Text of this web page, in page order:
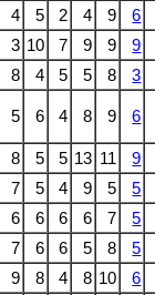
4 5 2 4 9 6
3 10 7 9 9 9
8 4 5 5 8 3
5 6 4 8 9 6
8 5 5 13 11 9
7 5 4 9 5 5
6 6 6 6 7 5
7 6 6 5 8 5
9 8 4 8 10 6